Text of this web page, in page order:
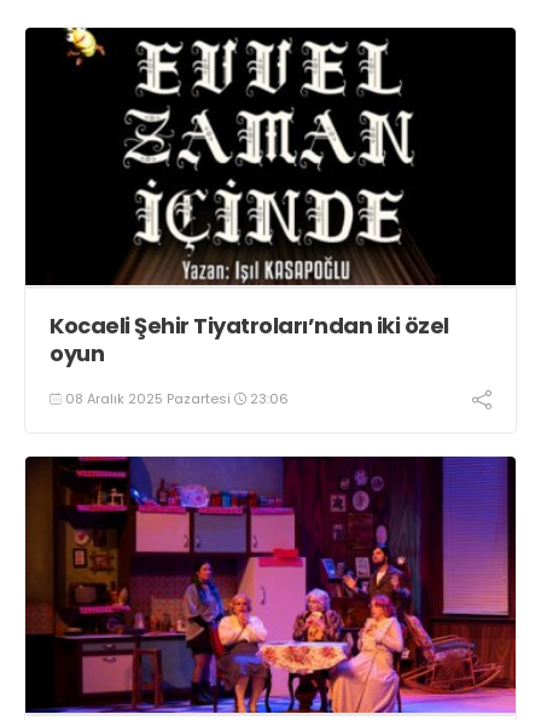
Kocaeli Şehir Tiyatroları’ndan iki özel
oyun
08 Aralık 2025 Pazartesi 23:06